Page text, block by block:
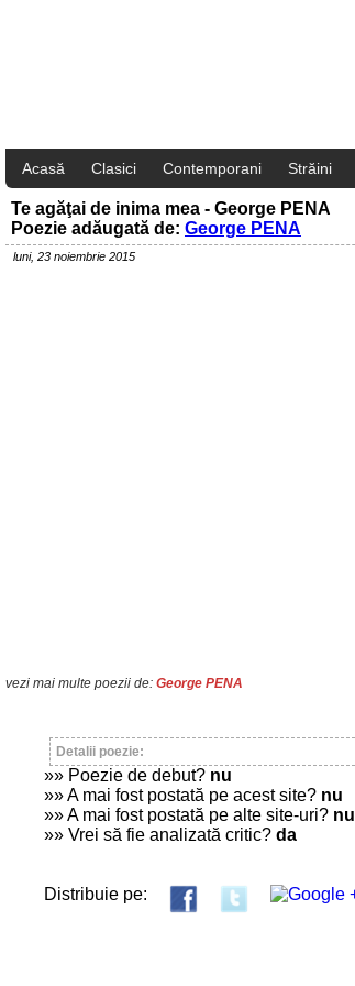
Acasă Clasici Contemporani Străini
Te agăţai de inima mea - George PENA
Poezie adăugată de: George PENA
luni, 23 noiembrie 2015
vezi mai multe poezii de: George PENA
Detalii poezie:
»» Poezie de debut? nu
»» A mai fost postată pe acest site? nu
»» A mai fost postată pe alte site-uri? nu
»» Vrei să fie analizată critic? da
Distribuie pe: